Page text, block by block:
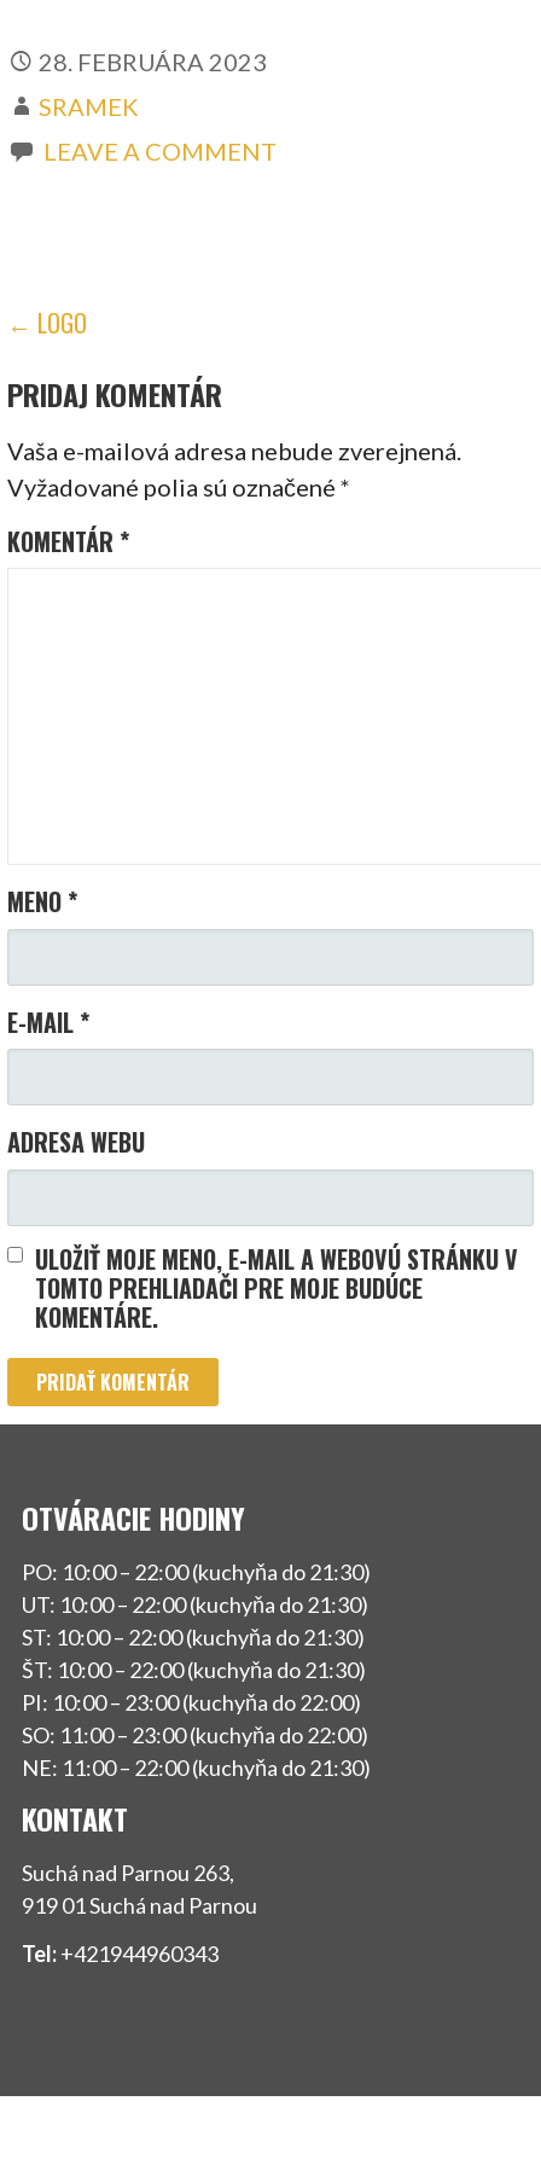
28. FEBRUÁRA 2023
SRAMEK
LEAVE A COMMENT
NAVIGÁCIA
V
ČLÁNKU
← LOGO
PRIDAJ KOMENTÁR
Vaša e-mailová adresa nebude zverejnená.
Vyžadované polia sú označené*
KOMENTÁR *
MENO *
E-MAIL *
ADRESA WEBU
ULOŽIŤ MOJE MENO, E-MAIL A WEBOVÚ STRÁNKU V
TOMTO PREHLIADAČI PRE MOJE BUDÚCE
KOMENTÁRE.
OTVÁRACIE HODINY
PO: 10:00 – 22:00 (kuchyňa do 21:30)
UT: 10:00 – 22:00 (kuchyňa do 21:30)
ST: 10:00 – 22:00 (kuchyňa do 21:30)
ŠT: 10:00 – 22:00 (kuchyňa do 21:30)
PI: 10:00 – 23:00 (kuchyňa do 22:00)
SO: 11:00 – 23:00 (kuchyňa do 22:00)
NE: 11:00 – 22:00 (kuchyňa do 21:30)
KONTAKT
Suchá nad Parnou 263,
919 01 Suchá nad Parnou
Tel:+421944960343